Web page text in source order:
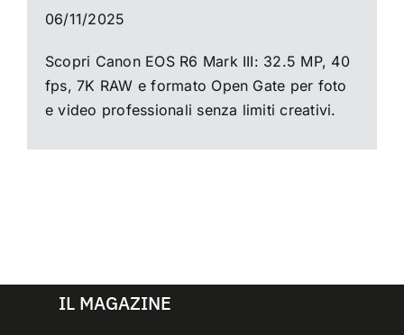
06/11/2025
Scopri Canon EOS R6 Mark III: 32.5 MP, 40
fps, 7K RAW e formato Open Gate per foto
e video professionali senza limiti creativi.
IL MAGAZINE